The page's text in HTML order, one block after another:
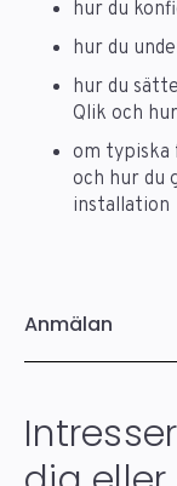
hur du
hur du
hur du
Qlik och
om typiska
och hur du
installation
Anmälan